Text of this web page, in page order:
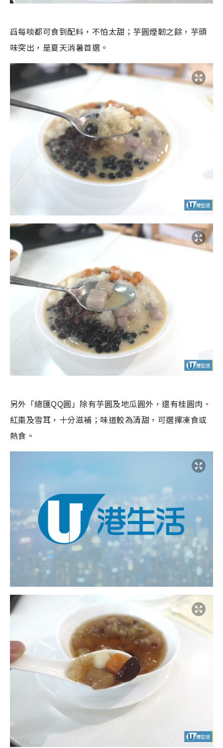
舀每啖都可食到配料，不怕太甜；芋圓煙韌之餘，芋頭
味突出，是夏天消暑首選。
另外「總匯QQ圓」除有芋圓及地瓜圓外，還有桂圓肉、
紅棗及雪耳，十分滋補；味道較為清甜，可選擇凍食或
熱食。